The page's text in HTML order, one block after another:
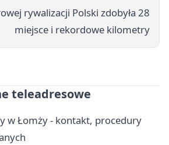
rywalizacji Polski zdobyła 28
miejsce i rekordowe kilometry
teleadresowe
w Łomży - kontakt, procedury